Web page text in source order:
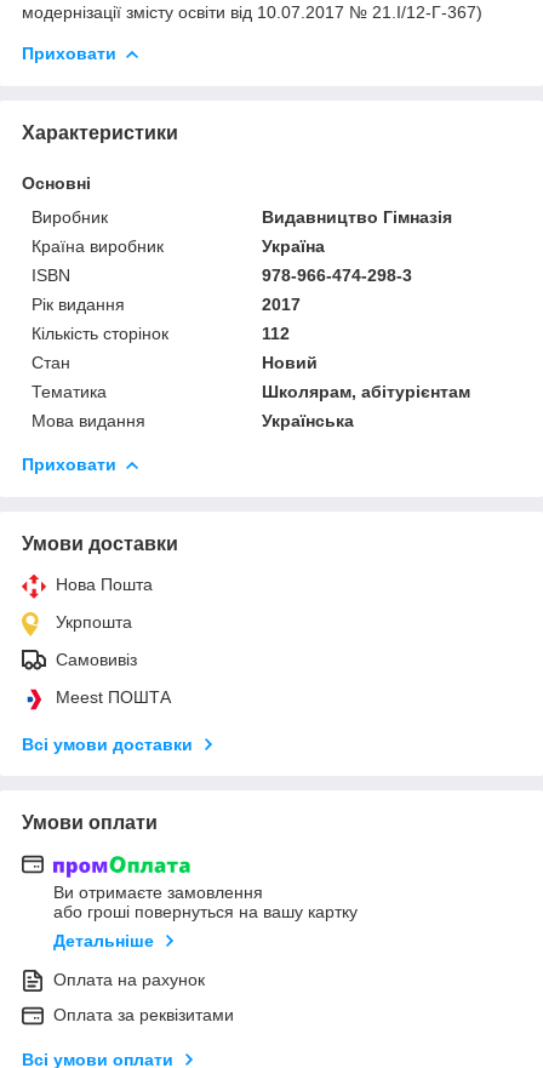
модернізації змісту освіти від 10.07.2017 № 21.І/12-Г-367)
Приховати
Характеристики
Основні
Виробник
Видавництво Гімназія
Країна виробник
Україна
ISBN
978-966-474-298-3
Рік видання
2017
Кількість сторінок
112
Стан
Новий
Тематика
Школярам, абітурієнтам
Мова видання
Українська
Приховати
Умови доставки
Нова Пошта
Укрпошта
Самовивіз
Meest ПОШТА
Всі умови доставки
Умови оплати
Ви отримаєте замовлення
або гроші повернуться на вашу картку
Детальніше
Оплата на рахунок
Оплата за реквізитами
Всі умови оплати